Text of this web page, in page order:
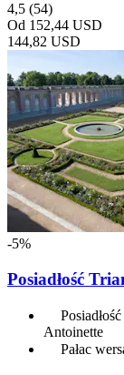
4,5 (54)
Od 152,44 USD
144,82 USD
-5%
Posiadłość
Antoinette
Pałac